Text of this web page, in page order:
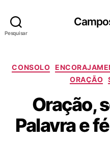
Pesquisar
CONSOLO
ORAÇÃO
Oração,
Palavra e